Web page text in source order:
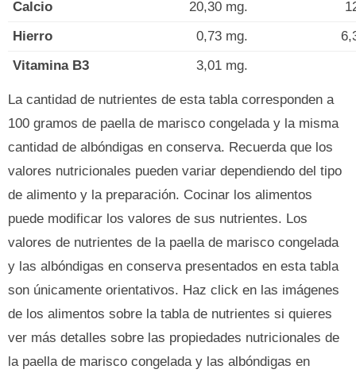
Calcio 20,30 mg.
Hierro
0,73 mg.
Vitamina B3
3,01 mg.
La cantidad de nutrientes de esta tabla corresponden a
100 gramos de paella de marisco congelada y la misma
cantidad de albóndigas en conserva. Recuerda que los
valores nutricionales pueden variar dependiendo del tipo
de alimento y la preparación. Cocinar los alimentos
puede modificar los valores de sus nutrientes. Los
valores de nutrientes de la paella de marisco congelada
y las albóndigas en conserva presentados en esta tabla
son únicamente orientativos. Haz click en las imágenes
de los alimentos sobre la tabla de nutrientes si quieres
ver más detalles sobre las propiedades nutricionales de
la paella de marisco congelada y las albóndigas en